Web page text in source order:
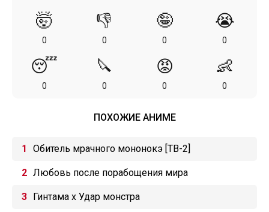
🤯
0
👎
0
🤪
0
😭
0
😴
0
🔪
0
😡
0
👶
0
ПОХОЖИЕ АНИМЕ
Обитель мрачного мононокэ [ТВ-2]
Любовь после порабощения мира
Гинтама x Удар монстра